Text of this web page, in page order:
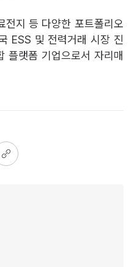
전지 등 다양한 포트폴리오
ESS 및 전력거래 시장 진
플랫폼 기업으로서 자리매